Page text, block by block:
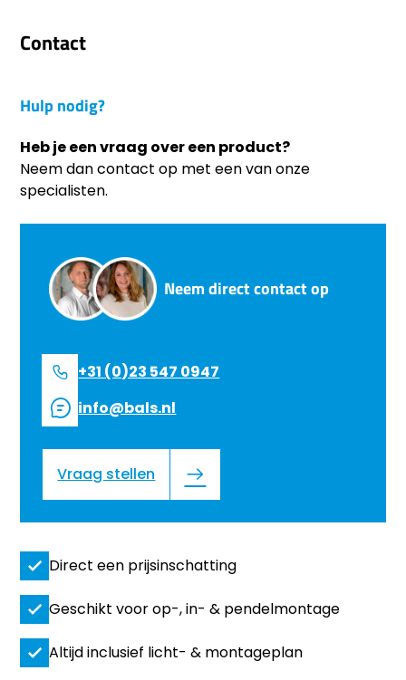
Contact
Hulp nodig?
Heb je een vraag over een product?
Neem dan contact op met een van onze
specialisten.
Neem direct contact op
+31 (0)23 547 0947
info@bals.nl
Vraag stellen
Direct een prijsinschatting
Geschikt voor op-, in- & pendelmontage
Altijd inclusief licht- & montageplan